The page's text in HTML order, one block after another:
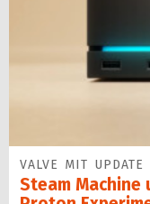
VALVE MIT UPDATE
Steam Machine